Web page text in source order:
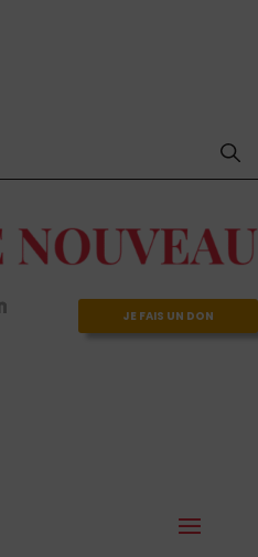
JE FAIS UN DON